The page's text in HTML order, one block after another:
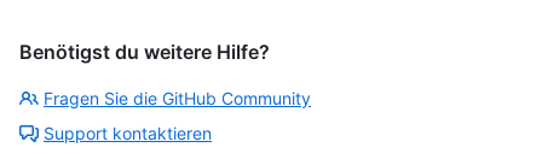
Benötigst du weitere Hilfe?
Fragen Sie die GitHub Community
Support kontaktieren